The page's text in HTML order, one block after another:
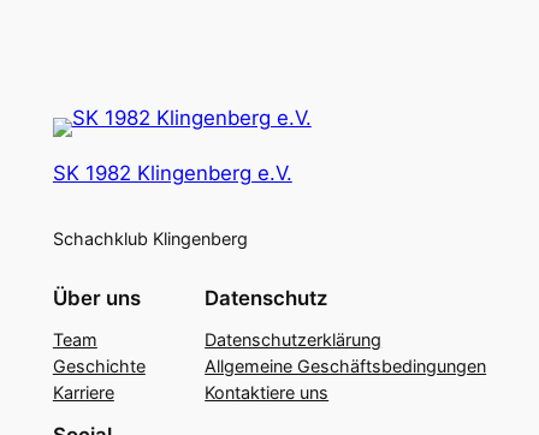
SK 1982 Klingenberg e.V.
Schachklub Klingenberg
Über uns
Team
Geschichte
Karriere
Datenschutz
Datenschutzerklärung
Allgemeine Geschäftsbedingungen
Kontaktiere uns